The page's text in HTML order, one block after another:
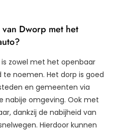
Dworp met het
zowel met het openbaar
noemen. Het dorp is goed
en gemeenten via
nabije omgeving. Ook met
dankzij de nabijheid van
Hierdoor kunnen